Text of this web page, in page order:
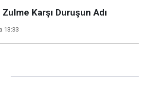
Karşı Duruşun Adı
13:33